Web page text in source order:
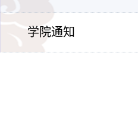
学院通知